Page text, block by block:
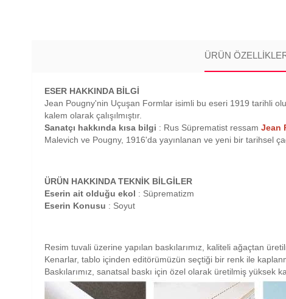
ÜRÜN
ESER HAKKINDA BİLGİ
Jean Pougny'nin Uçuşan Formlar isimli bu eseri 1919 tarihli
kalem olarak çalışılmıştır.
Sanatçı hakkında kısa bilgi : Rus Süprematist ressam Jean
Malevich ve Pougny, 1916'da yayınlanan ve yeni bir tarihsel
ÜRÜN HAKKINDA TEKNİK BİLGİLER
Eserin ait olduğu ekol : Süprematizm
Eserin Konusu : Soyut
Resim tuvali üzerine yapılan baskılarımız, kaliteli ağaçtan
Kenarlar, tablo içinden editörümüzün seçtiği bir renk ile
Baskılarımız, sanatsal baskı için özel olarak üretilmiş yüksek